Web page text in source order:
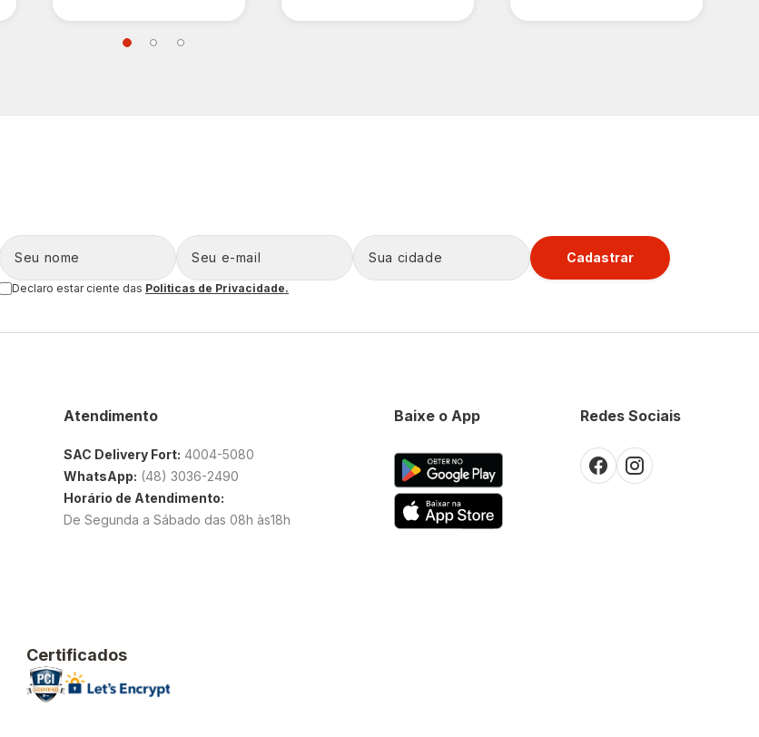
Cadastrar
Declaro estar ciente das Politicas de Privacidade.
Atendimento
SAC Delivery Fort: 4004-5080
WhatsApp: (48) 3036-2490
Horário de Atendimento:
De Segunda a Sábado das 08h às18h
Redes Sociais
Baixe o App
Certificados